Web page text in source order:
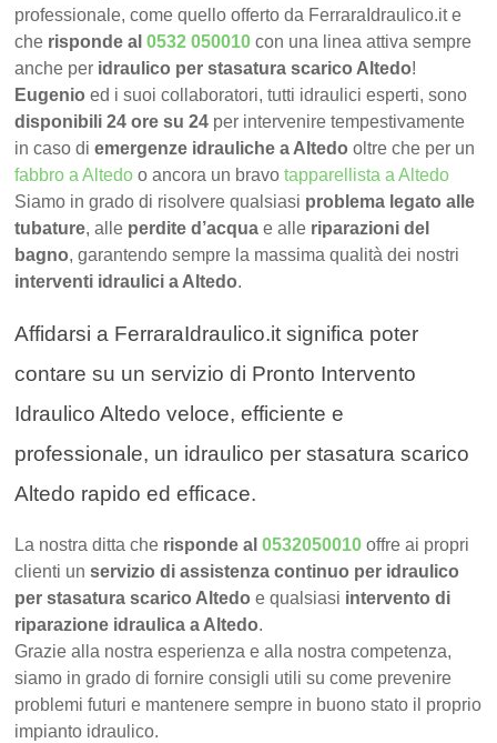
professionale, come quello offerto da FerraraIdraulico.it e
che risponde al0532 050010 con una linea attiva sempre
anche per idraulico per stasatura scarico Altedo!
Eugenio ed i suoi collaboratori, tutti idraulici esperti, sono
disponibili 24 ore su 24 per intervenire tempestivamente
in caso diemergenze idrauliche a Altedooltre che per un
fabbro a Altedo o ancora un bravotapparellista a Altedo
Siamo in grado di risolvere qualsiasi problema legato alle
tubature, alle perdite d’acqua e alle riparazioni del
bagno, garantendo sempre la massima qualità dei nostri
interventi idraulici a Altedo.
Affidarsi a FerraraIdraulico.it significa poter
contare su un servizio di Pronto Intervento
Idraulico Altedo veloce, efficiente e
professionale, un idraulico per stasatura scarico
Altedo rapido ed efficace.
La nostra ditta che risponde al0532050010 offre ai propri
clienti unservizio di assistenza continuo per idraulico
per stasatura scarico Altedo e qualsiasi intervento di
riparazione idraulica a Altedo.
Grazie alla nostra esperienza e alla nostra competenza,
siamo in grado di fornire consigli utili su come prevenire
problemi futuri e mantenere sempre in buono stato il proprio
impianto idraulico.